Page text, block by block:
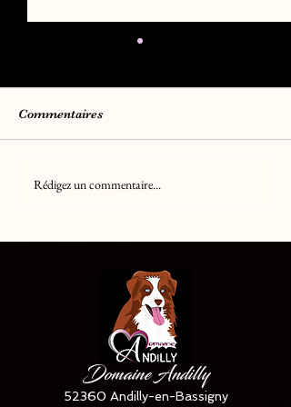
Chiots Berger Américain
Commentaires
Rédigez un commentaire...
Domaine Andilly
52360 Andilly-en-Bassigny